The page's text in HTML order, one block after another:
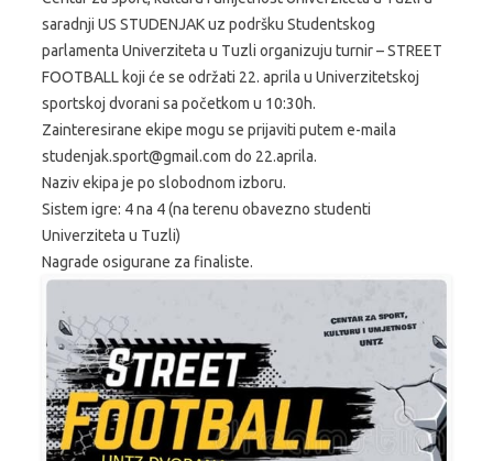
saradnji US STUDENJAK uz podršku Studentskog
parlamenta Univerziteta u Tuzli organizuju turnir – STREET
FOOTBALL koji će se održati 22. aprila u Univerzitetskoj
sportskoj dvorani sa početkom u 10:30h.
Zainteresirane ekipe mogu se prijaviti putem e-maila
studenjak.sport@gmail.com do 22.aprila.
Naziv ekipa je po slobodnom izboru.
Sistem igre: 4 na 4 (na terenu obavezno studenti
Univerziteta u Tuzli)
Nagrade osigurane za finaliste.